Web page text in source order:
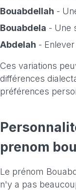
Bouabdellah -
Bouabdela - Une
Abdelah -
Ces variations
différences
préférences
prenom
Le prénom
n'y a pas